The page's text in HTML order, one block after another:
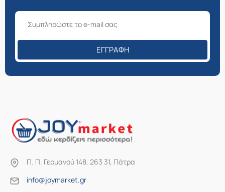
ΕΓΓΡΑΦΉ
Π. Π. Γερμανού 148, 263 31, Πάτρα
info@joymarket.gr